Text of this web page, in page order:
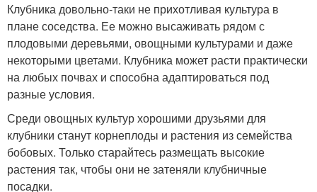
Клубника довольно-таки не прихотливая культура в
плане соседства. Ее можно высаживать рядом с
плодовыми деревьями, овощными культурами и даже
некоторыми цветами. Клубника может расти практически
на любых почвах и способна адаптироваться под
разные условия.
Среди овощных культур хорошими друзьями для
клубники станут корнеплоды и растения из семейства
бобовых. Только старайтесь размещать высокие
растения так, чтобы они не затеняли клубничные
посадки.